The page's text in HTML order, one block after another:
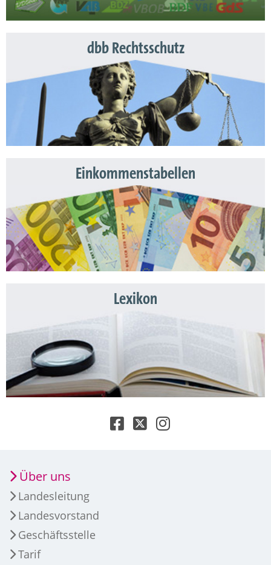
dbb Rechtsschutz
Einkommenstabellen
Lexikon
Über uns
Landesleitung
Landesvorstand
Geschäftsstelle
Tarif